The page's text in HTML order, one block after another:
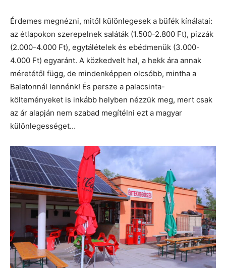
Érdemes megnézni, mitől különlegesek a büfék kínálatai:
az étlapokon szerepelnek saláták (1.500-2.800 Ft), pizzák
(2.000-4.000 Ft), egytálételek és ebédmenük (3.000-
4.000 Ft) egyaránt. A közkedvelt hal, a hekk ára annak
méretétől függ, de mindenképpen olcsóbb, mintha a
Balatonnál lennénk! És persze a palacsinta-
költeményeket is inkább helyben nézzük meg, mert csak
az ár alapján nem szabad megítélni ezt a magyar
különlegességet…